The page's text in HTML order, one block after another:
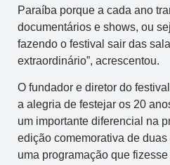
Paraíba porque a cada ano
documentários e shows, ou
fazendo o festival sair das
extraordinário”, acrescentou.
O fundador e diretor do
a alegria de festejar os 20
um importante diferencial na
edição comemorativa de
uma programação que